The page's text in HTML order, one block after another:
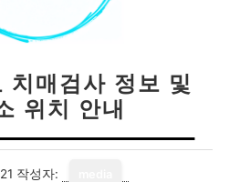
치매검사 정보 및
위치 안내
작성자: